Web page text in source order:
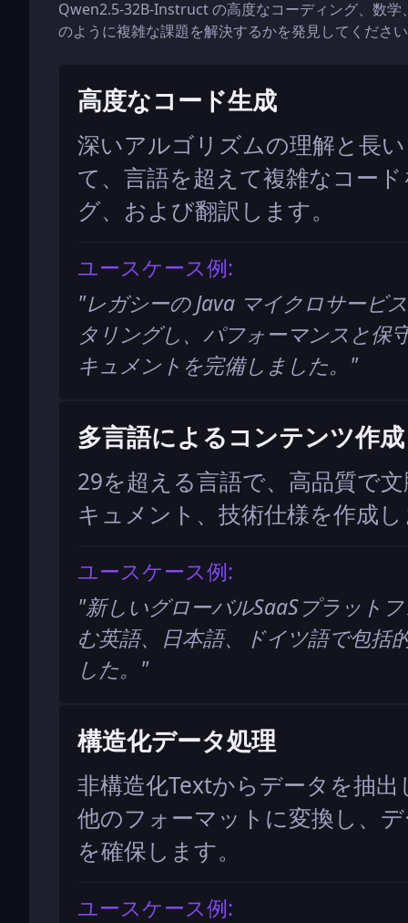
Qwen2.5-32B-Instruct の高度なコーディング、数
のように複雑な課題を解決するかを発見してくださ
高度なコード生成
深いアルゴリズムの理解と長
て、言語を超えて複雑なコー
グ、および翻訳します。
ユースケース例:
"レガシーの Java マイクロサービ
タリングし、パフォーマンスと保
キュメントを完備しました。 "
多言語によるコンテンツ作成
29を超える言語で、高品質で
キュメント、技術仕様を作成
ユースケース例:
"新しいグローバルSaaSプラット
む英語、日本語、ドイツ語で包括
した。 "
構造化データ処理
非構造化Textからデータを抽出
他のフォーマットに変換し、
を確保します。
ユースケース例: